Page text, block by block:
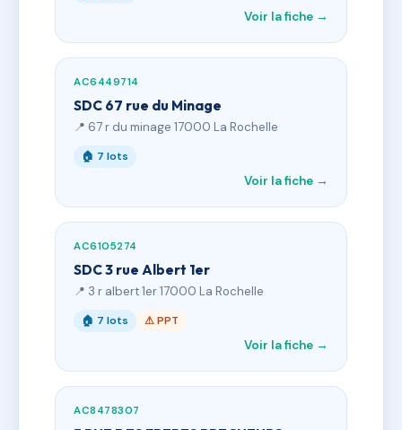
Voir la fiche →
AC6449714
SDC 67 rue du Minage
📍 67 r du minage 17000 La Rochelle
🏠 7 lots
Voir la fiche →
AC6105274
SDC 3 rue Albert 1er
📍 3 r albert 1er 17000 La Rochelle
🏠 7 lots ⚠ PPT
Voir la fiche →
AC8478307